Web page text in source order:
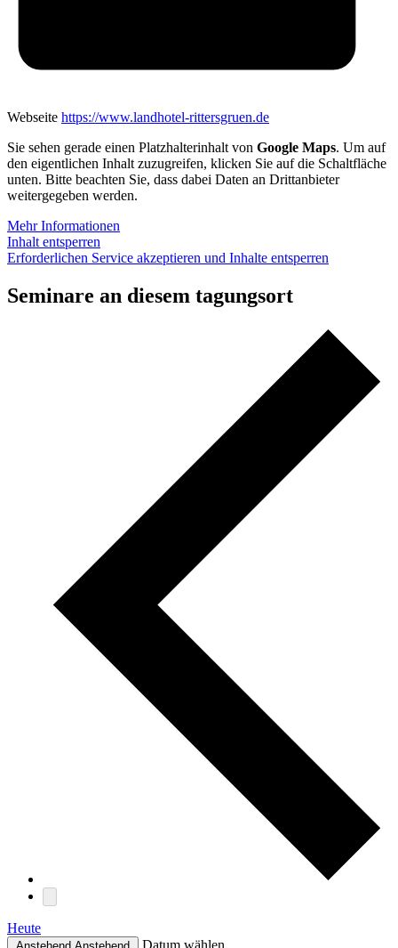
Webseite https://www.landhotel-rittersgruen.de
Sie sehen gerade einen Platzhalterinhalt von Google Maps. Um auf
den eigentlichen Inhalt zuzugreifen, klicken Sie auf die Schaltfläche
unten. Bitte beachten Sie, dass dabei Daten an Drittanbieter
weitergegeben werden.
Mehr Informationen
Inhalt entsperren
Erforderlichen Service akzeptieren und Inhalte entsperren
Seminare an diesem tagungsort
Heute
Datum wählen.